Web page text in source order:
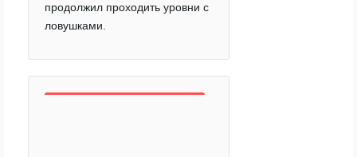
продолжил проходить уровни с
ловушками.